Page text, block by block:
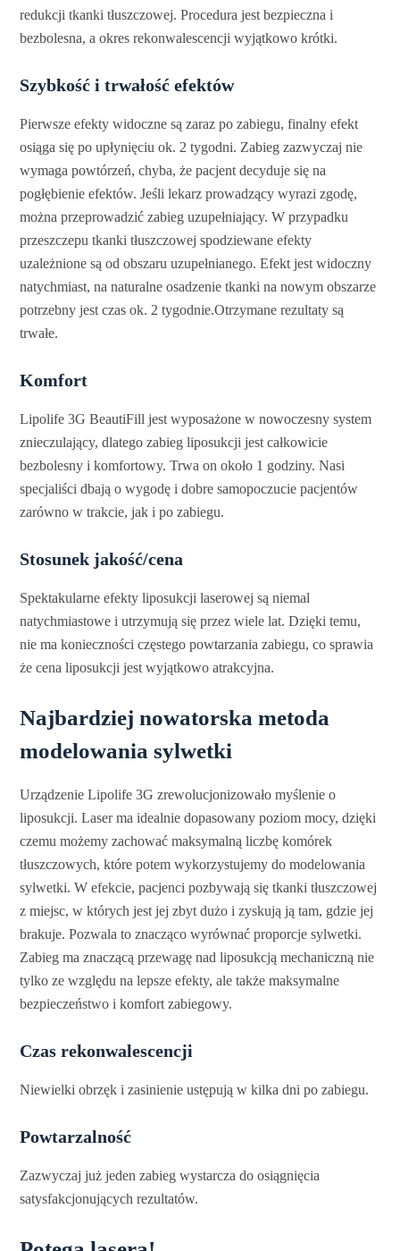
redukcji tkanki tłuszczowej. Procedura jest bezpieczna i
bezbolesna, a okres rekonwalescencji wyjątkowo krótki.
Szybkość i trwałość efektów
Pierwsze efekty widoczne są zaraz po zabiegu, finalny efekt
osiąga się po upłynięciu ok. 2 tygodni. Zabieg zazwyczaj nie
wymaga powtórzeń, chyba, że pacjent decyduje się na
pogłębienie efektów. Jeśli lekarz prowadzący wyrazi zgodę,
można przeprowadzić zabieg uzupełniający. W przypadku
przeszczepu tkanki tłuszczowej spodziewane efekty
uzależnione są od obszaru uzupełnianego. Efekt jest widoczny
natychmiast, na naturalne osadzenie tkanki na nowym obszarze
potrzebny jest czas ok. 2 tygodnie.Otrzymane rezultaty są
trwałe.
Komfort
Lipolife 3G BeautiFill jest wyposażone w nowoczesny system
znieczulający, dlatego zabieg liposukcji jest całkowicie
bezbolesny i komfortowy. Trwa on około 1 godziny. Nasi
specjaliści dbają o wygodę i dobre samopoczucie pacjentów
zarówno w trakcie, jak i po zabiegu.
Stosunek jakość/cena
Spektakularne efekty liposukcji laserowej są niemal
natychmiastowe i utrzymują się przez wiele lat. Dzięki temu,
nie ma konieczności częstego powtarzania zabiegu, co sprawia
że cena liposukcji jest wyjątkowo atrakcyjna.
Najbardziej nowatorska metoda
modelowania sylwetki
Urządzenie Lipolife 3G zrewolucjonizowało myślenie o
liposukcji. Laser ma idealnie dopasowany poziom mocy, dzięki
czemu możemy zachować maksymalną liczbę komórek
tłuszczowych, które potem wykorzystujemy do modelowania
sylwetki. W efekcie, pacjenci pozbywają się tkanki tłuszczowej
z miejsc, w których jest jej zbyt dużo i zyskują ją tam, gdzie jej
brakuje. Pozwala to znacząco wyrównać proporcje sylwetki.
Zabieg ma znaczącą przewagę nad liposukcją mechaniczną nie
tylko ze względu na lepsze efekty, ale także maksymalne
bezpieczeństwo i komfort zabiegowy.
Czas rekonwalescencji
Niewielki obrzęk i zasinienie ustępują w kilka dni po zabiegu.
Powtarzalność
Zazwyczaj już jeden zabieg wystarcza do osiągnięcia
satysfakcjonujących rezultatów.